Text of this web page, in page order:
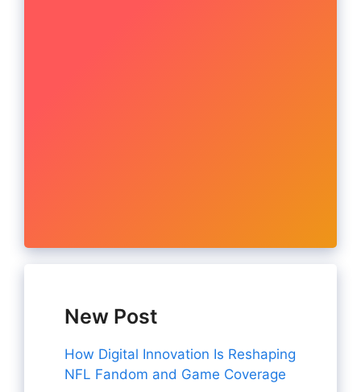
New Post
How Digital Innovation Is Reshaping
NFL Fandom and Game Coverage